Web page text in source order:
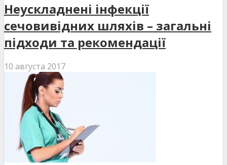
Неускладнені інфекції
сечовивідних шляхів – загальні
підходи та рекомендації
10 августа 2017